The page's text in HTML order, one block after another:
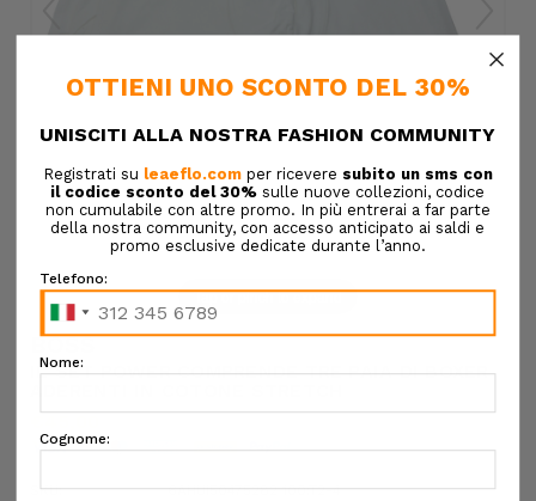
Tap or pinch to expand
BOSS
IL SET POWER COMPRENDE TRE PAIA DI BOXER
SKU: 6AHUI50475282 100:T2-4
×